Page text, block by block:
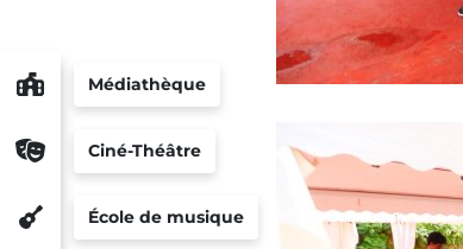
Médiathèque
Ciné-Théâtre
École de musique